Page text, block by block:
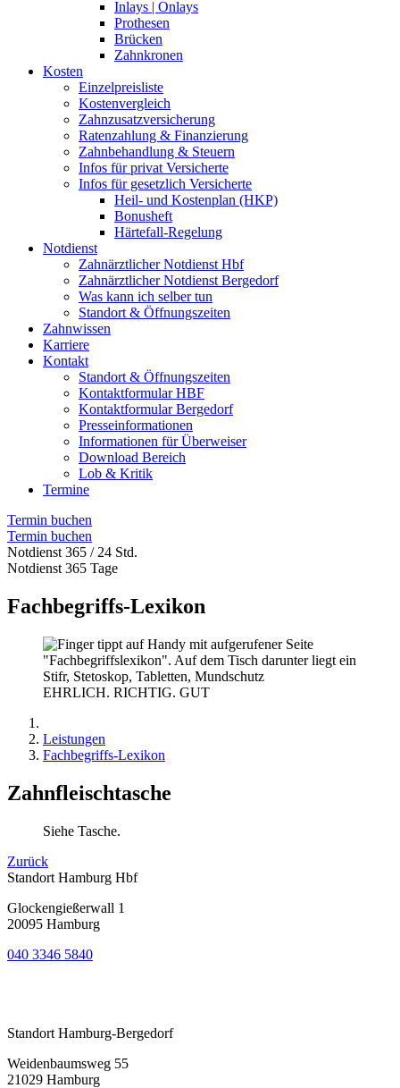
Inlays | Onlays
Prothesen
Brücken
Zahnkronen
Kosten
Einzelpreisliste
Kostenvergleich
Zahnzusatzversicherung
Ratenzahlung & Finanzierung
Zahnbehandlung & Steuern
Infos für privat Versicherte
Infos für gesetzlich Versicherte
Heil- und Kostenplan (HKP)
Bonusheft
Härtefall-Regelung
Notdienst
Zahnärztlicher Notdienst Hbf
Zahnärztlicher Notdienst Bergedorf
Was kann ich selber tun
Standort & Öffnungszeiten
Zahnwissen
Karriere
Kontakt
Standort & Öffnungszeiten
Kontaktformular HBF
Kontaktformular Bergedorf
Presseinformationen
Informationen für Überweiser
Download Bereich
Lob & Kritik
Termine
Termin buchen
Termin buchen
Notdienst 365 / 24 Std.
Notdienst 365 Tage
Fachbegriffs-Lexikon
EHRLICH. RICHTIG. GUT
Leistungen
Fachbegriffs-Lexikon
Zahnfleischtasche
Siehe Tasche.
Zurück
Standort Hamburg Hbf
Glockengießerwall 1
20095 Hamburg
040 3346 5840
Standort Hamburg-Bergedorf
Weidenbaumsweg 55
21029 Hamburg